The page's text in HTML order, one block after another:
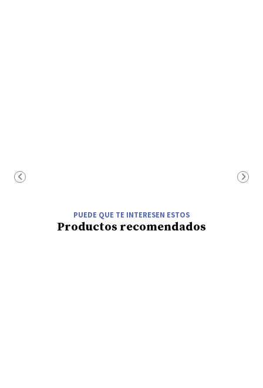
PUEDE QUE TE INTERESEN ESTOS
Productos recomendados